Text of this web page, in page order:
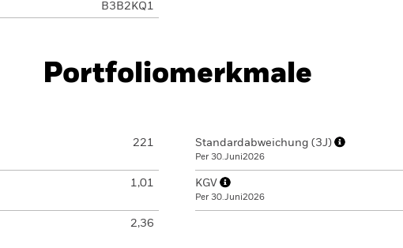
B3B2KQ1
Portfoliomerkmale
221
1,01
2,36
Standardabweichung (3J)
Per 30.Juni2026
KGV
Per 30.Juni2026